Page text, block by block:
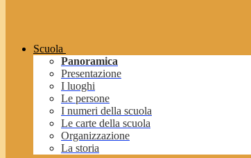
Scuola
Panoramica
Presentazione
I luoghi
Le persone
I numeri della scuola
Le carte della scuola
Organizzazione
La storia